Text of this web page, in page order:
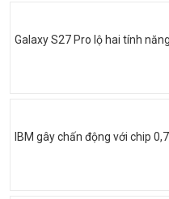
Galaxy S27 Pro lộ hai tính
IBM gây chấn động với chip